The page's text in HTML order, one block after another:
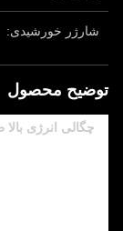
شارژر خورشیدی:
توضیح محصول